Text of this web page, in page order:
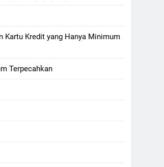
Kartu Kredit yang Hanya Minimum
Terpecahkan